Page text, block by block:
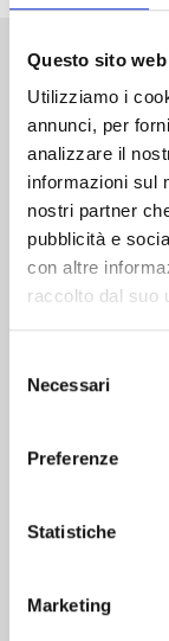
Questo sito
Utilizziamo i
annunci, per
analizzare il
informazioni sul
nostri partner
pubblicità e
con altre
raccolto dal suo
delNecessari
Preferenze
Statistiche
Marketing
Altri